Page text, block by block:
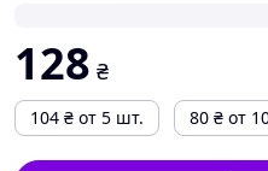
128 ₴
104 ₴ от 5 шт. 80 ₴ от